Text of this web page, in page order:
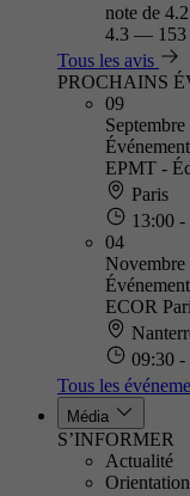
note de
4.3 —
Tous les avis
PROCHAINS
09
Septembre
Événement
EPMT -
Paris
13:00 -
04
Novembre
Événement
ECOR
09:30 -
Tous les
Média
S’INFORMER
Actualité
Orientation